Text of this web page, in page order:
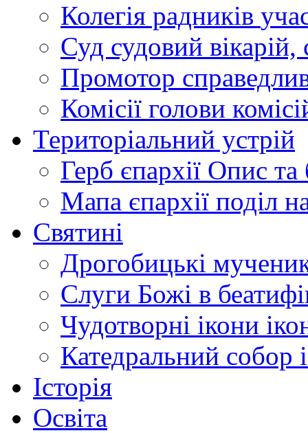
Колегія радників
Суд судовий вікарій,
Промотор
Комісії голови
Територіальний устрій
Герб єпархії Опис та
Мапа єпархії поділ
Святині
Дрогобицькі
Слуги Божі в
Чудотворні ікони
Катедральний собор
Історія
Освіта